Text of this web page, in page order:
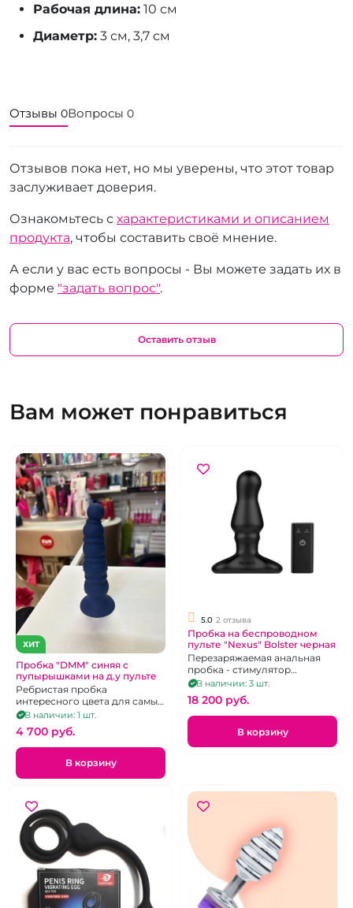
Рабочая длина: 10 см
Диаметр: 3 см, 3,7 см
Отзывы 0Вопросы 0
Отзывов пока нет, но мы уверены, что этот товар
заслуживает доверия.
Ознакомьтесь с характеристиками и описанием
продукта, чтобы составить своё мнение.
А если у вас есть вопросы - Вы можете задать их в
форме "задать вопрос".
Оставить отзыв
Вам может понравиться
ХИТ
Пробка "DMM" синяя с
пупырышками на д.у пульте
Ребристая пробка
интересного цвета для самых
чувственных стимуляций
В наличии: 1 шт.
4 700 pуб.
В корзину
5.0 2 отзыва
Пробка на беспроводном
пульте "Nexus" Bolster черная
Перезаряжаемая анальная
пробка - стимулятор
простаты с вибрацией,
изменяемым размером и
дистанционным
управлением.
В наличии: 3 шт.
18 200 pуб.
В корзину